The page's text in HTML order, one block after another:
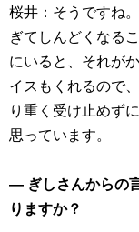
桜井：そうですね
ぎてしんどくなる
にいると、それが
イスもくれるので
り重く受け止めず
思っています。
― ぎしさんからの
りますか？